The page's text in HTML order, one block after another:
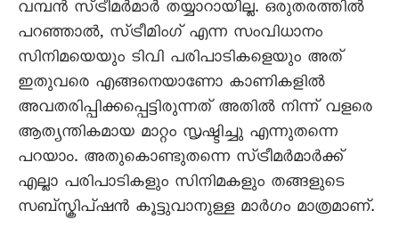
വമ്പൻ സ്ട്രീമർമാർ തയ്യാറായില്ല. ഒരുതരത്തിൽ
പറഞ്ഞാൽ, സ്ട്രീമിംഗ് എന്ന സംവിധാനം
സിനിമയെയും ടിവി പരിപാടികളെയും അത്
ഇതുവരെ എങ്ങനെയാണോ കാണികളിൽ
അവതരിപ്പിക്കപ്പെട്ടിരുന്നത് അതിൽ നിന്ന് വളരെ
ആത്യന്തികമായ മാറ്റം സൃഷ്ടിച്ചു എന്നുതന്നെ
പറയാം. അതുകൊണ്ടുതന്നെ സ്ട്രീമർമാർക്ക്
എല്ലാ പരിപാടികളും സിനിമകളും തങ്ങളുടെ
സബ്‌സ്ക്രിപ്ഷൻ കൂട്ടുവാനുള്ള മാർഗം മാത്രമാണ്.